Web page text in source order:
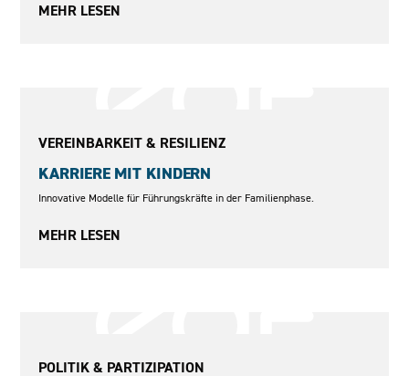
MEHR LESEN
VEREINBARKEIT & RESILIENZ
KARRIERE MIT KINDERN
Innovative Modelle für Führungskräfte in der Familienphase.
MEHR LESEN
POLITIK & PARTIZIPATION